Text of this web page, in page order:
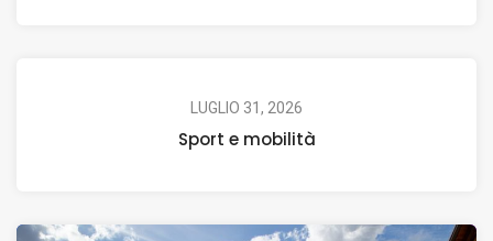
LUGLIO 31, 2026
Sport e mobilità